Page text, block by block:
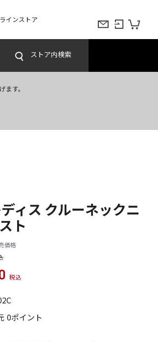
インストア
ストア内検索
す。
ィス クルーネックニ
ト
価格
0ポイント